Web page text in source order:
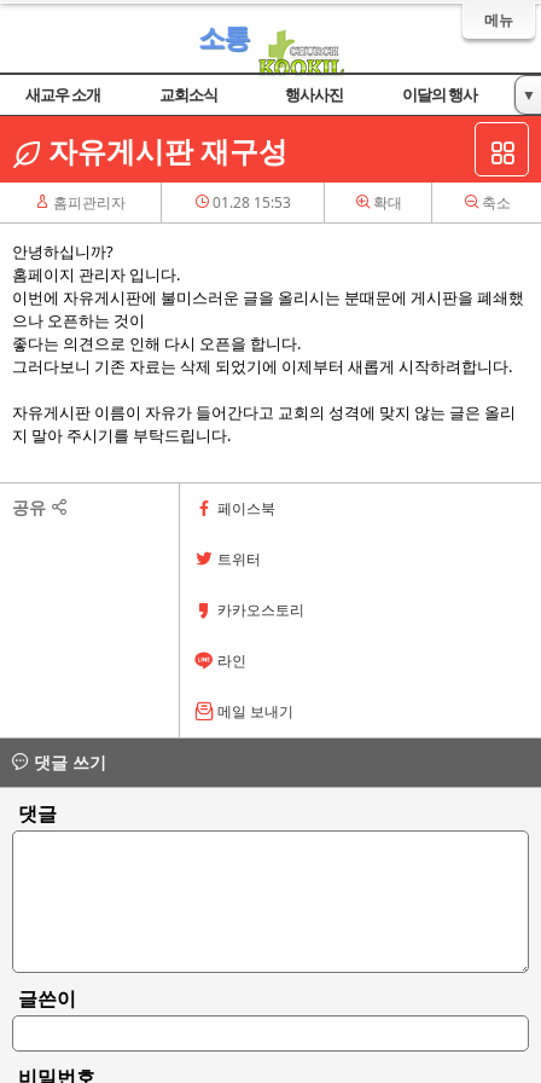
메뉴
소통
새교우 소개 교회소식 행사사진 이달의 행사
자유게시판
▼
자유게시판 재구성
홈피관리자 01.28 15:53 확대 축소
안녕하십니까?
홈페이지 관리자 입니다.
이번에 자유게시판에 불미스러운 글을 올리시는 분때문에 게시판을 폐쇄했
으나 오픈하는 것이
좋다는 의견으로 인해 다시 오픈을 합니다.
그러다보니 기존 자료는 삭제 되었기에 이제부터 새롭게 시작하려합니다.
자유게시판 이름이 자유가 들어간다고 교회의 성격에 맞지 않는 글은 올리
지 말아 주시기를 부탁드립니다.
공유 페이스북
트위터
카카오스토리
라인
메일 보내기
댓글 쓰기
댓글
글쓴이
비밀번호